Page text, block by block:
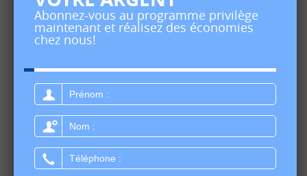
Abonnez-vous au programme privilège
maintenant et réalisez des économies
chez nous!
Prénom
Nom
Téléphone